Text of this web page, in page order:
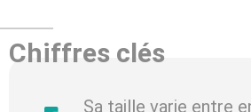
Chiffres clés
Sa taille varie entre